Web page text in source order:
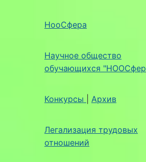
НооСфера
Научное общество
обучающихся
Конкурсы Архив
Легализация трудовых
отношений